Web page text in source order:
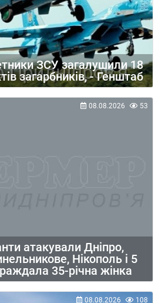
ЗСУ загалушили 18
загарбників, - Генштаб
атакували Дніпро,
Нікополь і 5
35-річна жінка
08.08.2026 53
08.08.2026 108